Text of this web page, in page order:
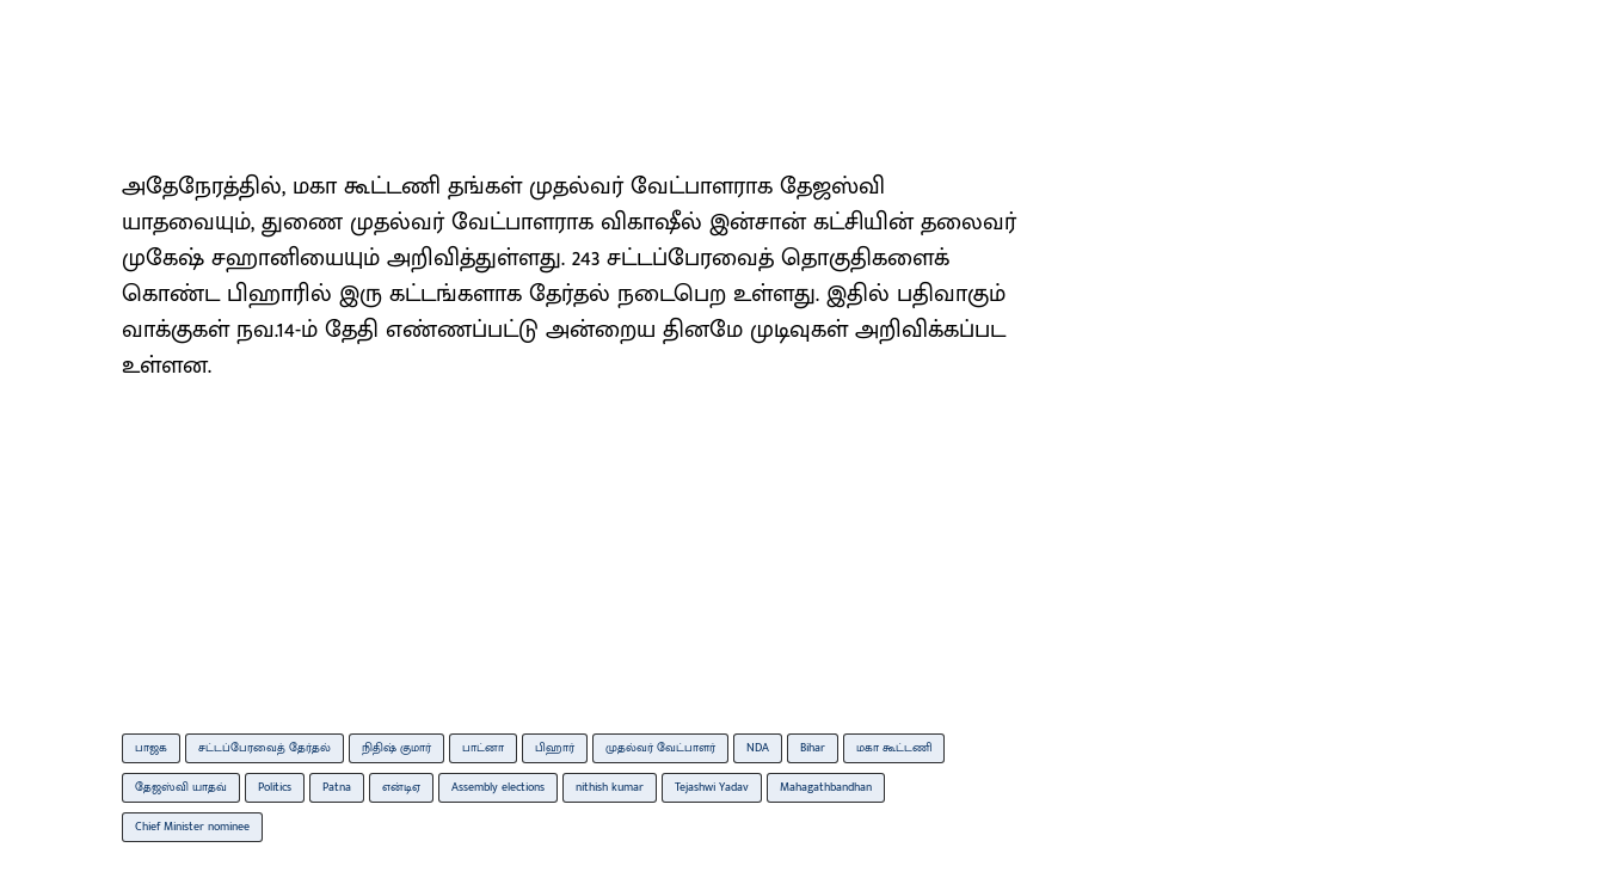
அதேநேரத்தில், மகா கூட்டணி தங்கள் முதல்வர் வேட்பாளராக தேஜஸ்வி
யாதவையும், துணை முதல்வர் வேட்பாளராக விகாஷீல் இன்சான் கட்சியின் தலைவர்
முகேஷ் சஹானியையும் அறிவித்துள்ளது. 243 சட்டப்பேரவைத் தொகுதிகளைக்
கொண்ட பிஹாரில் இரு கட்டங்களாக தேர்தல் நடைபெற உள்ளது. இதில் பதிவாகும்
வாக்குகள் நவ.14-ம் தேதி எண்ணப்பட்டு அன்றைய தினமே முடிவுகள் அறிவிக்கப்பட
உள்ளன.
பாஜக சட்டப்பேரவைத் தேர்தல் நிதிஷ் குமார் பாட்னா பிஹார் முதல்வர் வேட்பாளர் NDA Bihar மகா கூட்டணி
தேஜஸ்வி யாதவ் Politics Patna என்டிஏ Assembly elections nithish kumar Tejashwi Yadav Mahagathbandhan
Chief Minister nominee